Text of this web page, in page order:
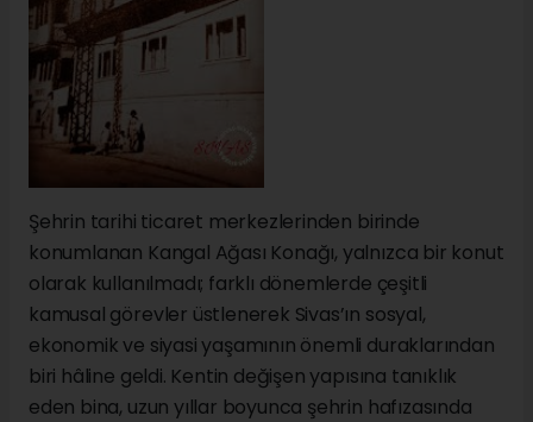
Şehrin tarihi ticaret merkezlerinden birinde
konumlanan Kangal Ağası Konağı, yalnızca bir konut
olarak kullanılmadı; farklı dönemlerde çeşitli
kamusal görevler üstlenerek Sivas’ın sosyal,
ekonomik ve siyasi yaşamının önemli duraklarından
biri hâline geldi. Kentin değişen yapısına tanıklık
eden bina, uzun yıllar boyunca şehrin hafızasında